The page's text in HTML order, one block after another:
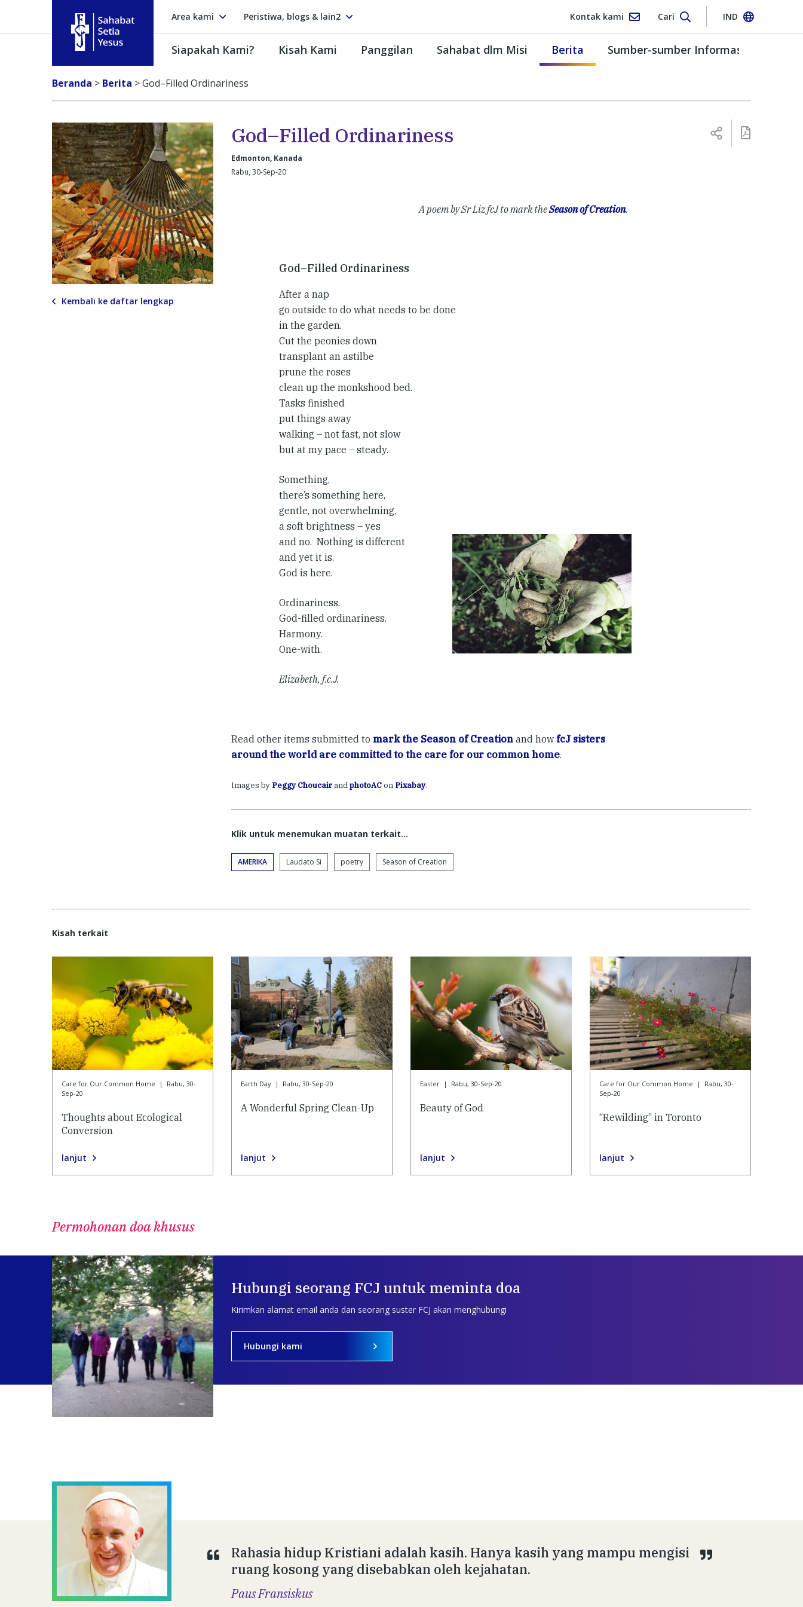
Area kami Peristiwa, blogs & lain2 Kontak kami Cari IND
Siapakah Kami? Kisah Kami Panggilan Sahabat dlm Misi Berita Sumber-sumber Informasi
Beranda > Berita >God–Filled Ordinariness
Kembali ke daftar lengkap
God–Filled Ordinariness
Edmonton, Kanada
Rabu, 30-Sep-20
A poem by Sr Liz fcJ to mark theSeason of Creation.
God–Filled Ordinariness
After a nap
go outside to do what needs to be done
in the garden.
Cut the peonies down
transplant an astilbe
prune the roses
clean up the monkshood bed.
Tasks finished
put things away
walking – not fast, not slow
but at my pace – steady.
Something,
there’s something here,
gentle, not overwhelming,
a soft brightness – yes
and no. Nothing is different
and yet it is.
God is here.
Ordinariness.
God-filled ordinariness.
Harmony.
One-with.
Elizabeth, f.c.J.
Read other items submitted to mark the Season of Creation and how fcJ sisters
around the world are committed to the care for our common home.
Images by Peggy ChoucairandphotoACon Pixabay.
Klik untuk menemukan muatan terkait...
AMERIKA Laudato Si poetry Season of Creation
Kisah terkait
Care for Our Common Home |
Rabu, 30-
Sep-20
Thoughts about Ecological
Conversion
lanjut
Earth Day | Rabu, 30-Sep-20
A Wonderful Spring Clean-Up
lanjut
Easter | Rabu, 30-Sep-20
Beauty of God
lanjut
Care for Our Common Home |
Rabu, 30-
Sep-20
“Rewilding” in Toronto
lanjut
Permohonan doa khusus
Hubungi seorang FCJ untuk meminta doa
Kirimkan alamat email anda dan seorang suster FCJ akan menghubungi
Hubungi kami
Rahasia hidup Kristiani adalah kasih. Hanya kasih yang mampu mengisi
ruang kosong yang disebabkan oleh kejahatan.
Paus Fransiskus